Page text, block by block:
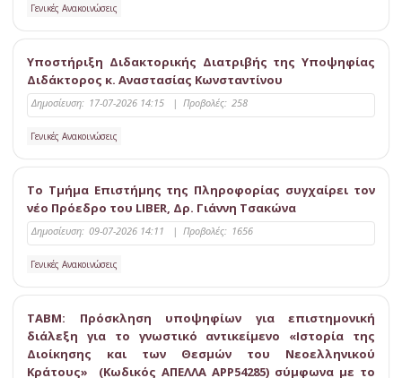
Γενικές Ανακοινώσεις
Υποστήριξη Διδακτορικής Διατριβής της Υποψηφίας
Διδάκτορος κ. Αναστασίας Κωνσταντίνου
Δημοσίευση: 17-07-2026 14:15 | Προβολές: 258
Γενικές Ανακοινώσεις
Το Τμήμα Επιστήμης της Πληροφορίας συγχαίρει τον
νέο Πρόεδρο του LIBER, Δρ. Γιάννη Τσακώνα
Δημοσίευση: 09-07-2026 14:11 | Προβολές: 1656
Γενικές Ανακοινώσεις
ΤΑΒΜ: Πρόσκληση υποψηφίων για επιστημονική
διάλεξη για το γνωστικό αντικείμενο «Ιστορία της
Διοίκησης και των Θεσμών του Νεοελληνικού
Κράτους» (Κωδικός ΑΠΕΛΛΑ APP54285) σύμφωνα με το